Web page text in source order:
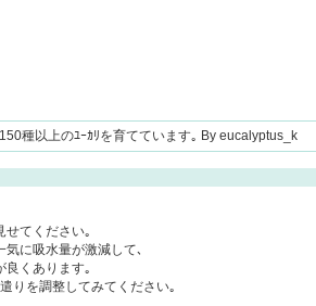
種以上のﾕｰｶﾘを育てています｡ By eucalyptus_k
せてください｡
に吸水量が激減して､
良くあります｡
りを調整してみてください｡